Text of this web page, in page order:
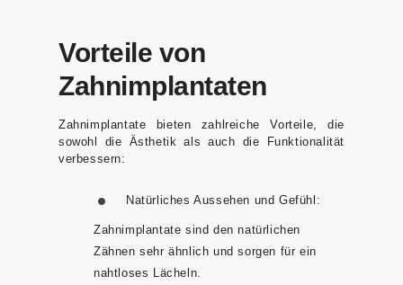
Vorteile von
Zahnimplantaten
Zahnimplantate bieten zahlreiche Vorteile, die
sowohl die Ästhetik als auch die Funktionalität
verbessern:
Natürliches Aussehen und Gefühl:
Zahnimplantate sind den natürlichen
Zähnen sehr ähnlich und sorgen für ein
nahtloses Lächeln.